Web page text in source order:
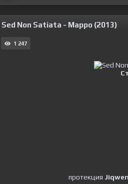
Sed Non Satiata - Mappo (2013)
1 247
протекция